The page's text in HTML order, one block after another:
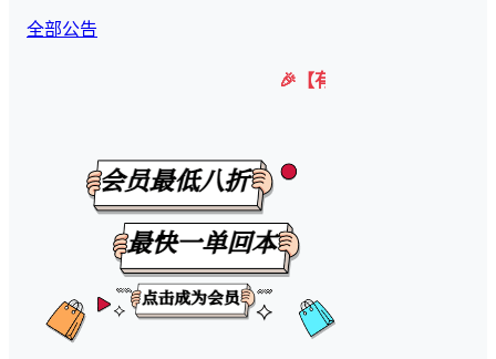
全部公告
🎉【有任何问题可以咨询微信客服